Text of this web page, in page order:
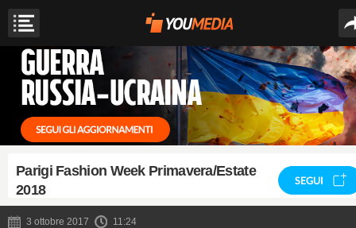
Parigi Fashion Week Primavera/Estate
2018
SEGUI
3 ottobre 2017 11:24